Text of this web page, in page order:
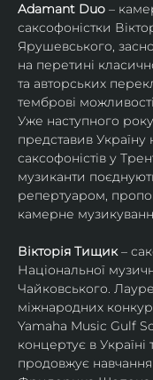
Adamant Duo –
саксофоністки
Ярушевського,
на перетині
та авторських
темброві
Уже наступного
представив Україну
саксофоністів у
музиканти
репертуаром,
камерне
Вікторія Тищик –
Національної
Чайковського.
міжнародних
Yamaha Music Gulf
концертує в
продовжує навчання